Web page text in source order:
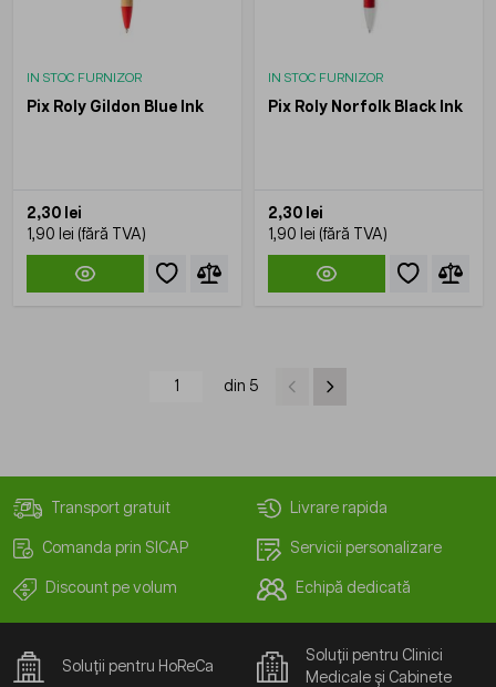
IN STOC FURNIZOR
Pix Roly Gildon Blue Ink
2,30 lei
1,90 lei
IN STOC FURNIZOR
Pix Roly Norfolk Black Ink
2,30 lei
1,90 lei
din 5
Transport gratuit Livrare rapida
Comanda prin SICAP Servicii personalizare
Discount pe volum Echipă dedicată
Soluții pentru HoReCa
Soluții pentru Clinici
Medicale și Cabinete